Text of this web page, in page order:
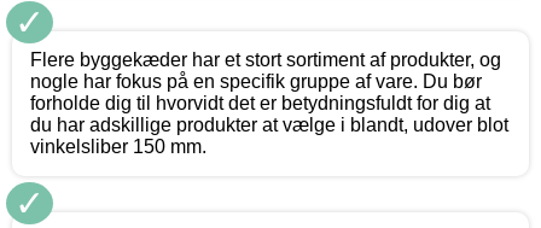
✓
Flere byggekæder har et stort sortiment af produkter, og
nogle har fokus på en specifik gruppe af vare. Du bør
forholde dig til hvorvidt det er betydningsfuldt for dig at
du har adskillige produkter at vælge i blandt, udover blot
vinkelsliber 150 mm.
✓